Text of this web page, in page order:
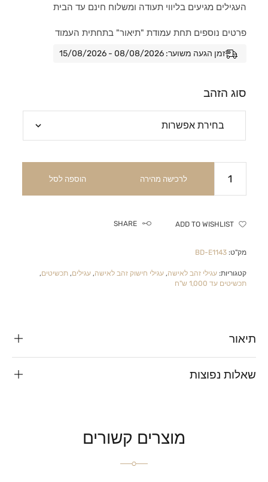
העגילים מגיעים בליווי תעודה ומשלוח חינם עד הבית
פרטים נוספים תחת עמודת "תיאור" בתחתית העמוד
זמן הגעה משוער: 08/08/2026 - 15/08/2026
סוג הזהב
לרכישה מהירה הוספה לסל
ADD TO WISHLIST
SHARE
מק"ט:BD-E1143
קטגוריות:עגילי זהב לאישה,עגילי חישוק זהב לאישה,עגילים,תכשיטים,
תכשיטים עד 1,000 ש"ח
תיאור
שאלות נפוצות
מוצרים קשורים